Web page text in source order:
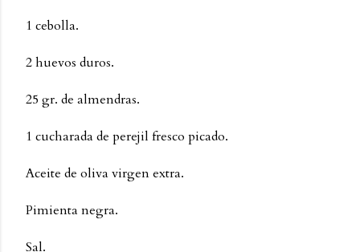
1 cebolla.
2 huevos duros.
25 gr. de almendras.
1 cucharada de perejil fresco picado.
Aceite de oliva virgen extra.
Pimienta negra.
Sal.